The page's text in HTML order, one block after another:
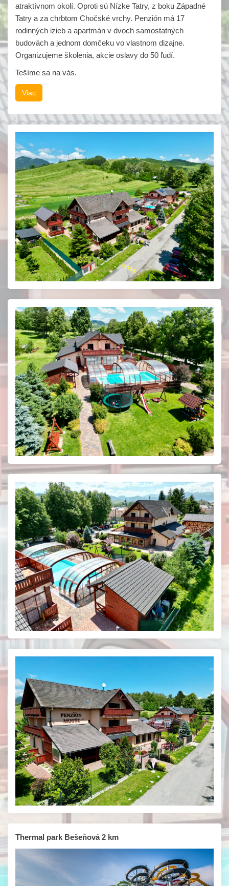
atraktívnom okolí. Oproti sú Nízke Tatry, z boku Západné
Tatry a za chrbtom Chočské vrchy. Penzión má 17
rodinných izieb a apartmán v dvoch samostatných
budovách a jednom domčeku vo vlastnom dizajne.
Organizujeme školenia, akcie oslavy do 50 ľudí.
Tešíme sa na vás.
Viac
Thermal park Bešeňová 2 km